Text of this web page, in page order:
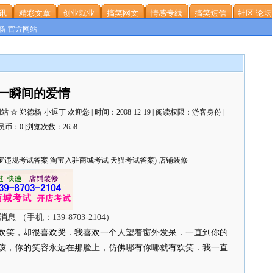
精彩文章 创业就业 搞笑网文 情感专线 搞笑短信 社区 论坛
·官方网站
瞬间的爱情
☆ 郑德杨·小逗丁 欢迎您 | 时间：2008-12-19 | 阅读权限：游客身份 |
币：0 |浏览次数：2658
违规考试答案 淘宝入驻商城考试 天猫考试答案) 店铺装修
，却很喜欢哭．我喜欢一个人望着窗外发呆．一直到你的
，你的笑容永远在那脸上，仿佛哪有你哪就有欢笑．我一直